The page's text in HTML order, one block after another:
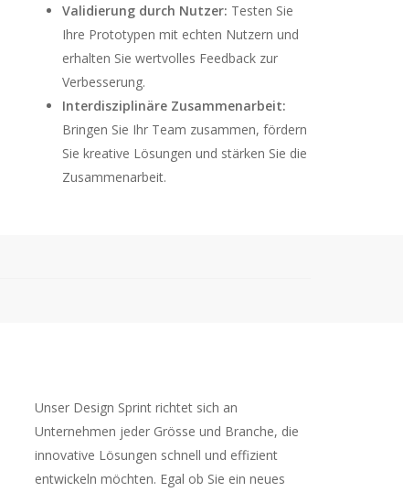
Validierung durch Nutzer: Testen Sie
Ihre Prototypen mit echten Nutzern und
erhalten Sie wertvolles Feedback zur
Verbesserung.
Interdisziplinäre Zusammenarbeit:
Bringen Sie Ihr Team zusammen, fördern
Sie kreative Lösungen und stärken Sie die
Zusammenarbeit.
Unser Design Sprint richtet sich an
Unternehmen jeder Grösse und Branche, die
innovative Lösungen schnell und effizient
entwickeln möchten. Egal ob Sie ein neues